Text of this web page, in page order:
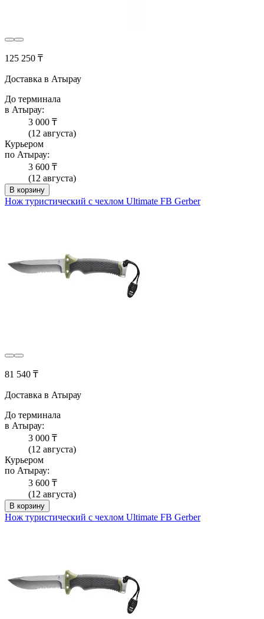
125 250 ₸
Доставка в Атырау
До терминала
в Атырау:
3 000 ₸
(12 августа)
Курьером
по Атырау:
3 600 ₸
(12 августа)
В корзину
Нож туристический с чехлом Ultimate FB Gerber
81 540 ₸
Доставка в Атырау
До терминала
в Атырау:
3 000 ₸
(12 августа)
Курьером
по Атырау:
3 600 ₸
(12 августа)
В корзину
Нож туристический с чехлом Ultimate FB Gerber